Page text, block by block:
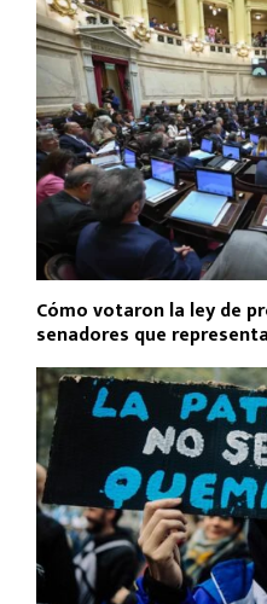
Cómo votaron la ley de
senadores que